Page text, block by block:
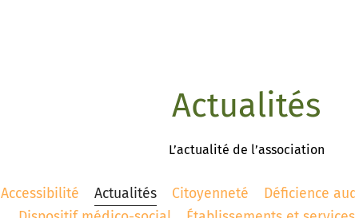
Actualités
L’actualité de l’association
Accessibilité Actualités Citoyenneté Déficience